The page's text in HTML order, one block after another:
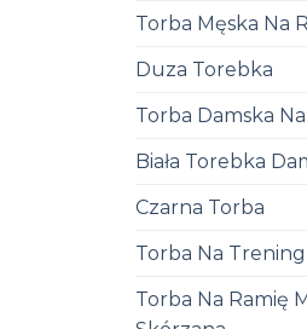
Torba Męska Na
Duza Torebka
Torba Damska
Biała Torebka
Czarna Torba
Torba Na Trening
Torba Na Ramię